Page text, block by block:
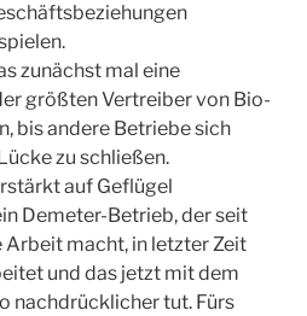
zunächst mal eine
größten Vertreiber von Bio-
bis andere Betriebe sich
zu schließen.
auf Geflügel
Demeter-Betrieb, der seit
Arbeit macht, in letzter Zeit
und das jetzt mit dem
nachdrücklicher tut. Fürs